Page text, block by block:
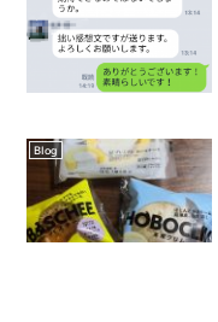
Blog